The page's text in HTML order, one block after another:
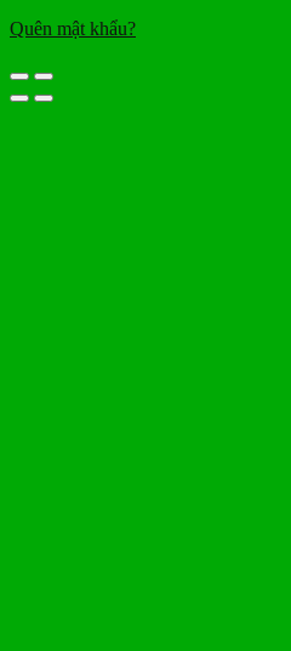
Quên mật khẩu?